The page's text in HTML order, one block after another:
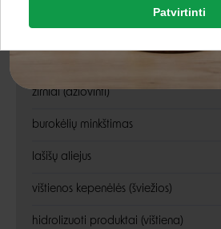
Rašyti atsiliepimą
paukštienos riebalai
žirniai (džiovinti)
burokėlių minkštimas
lašišų aliejus
vištienos kepenėlės (šviežios)
hidrolizuoti produktai (vištiena)
Rašyti atsiliepimą
Patvirtinti